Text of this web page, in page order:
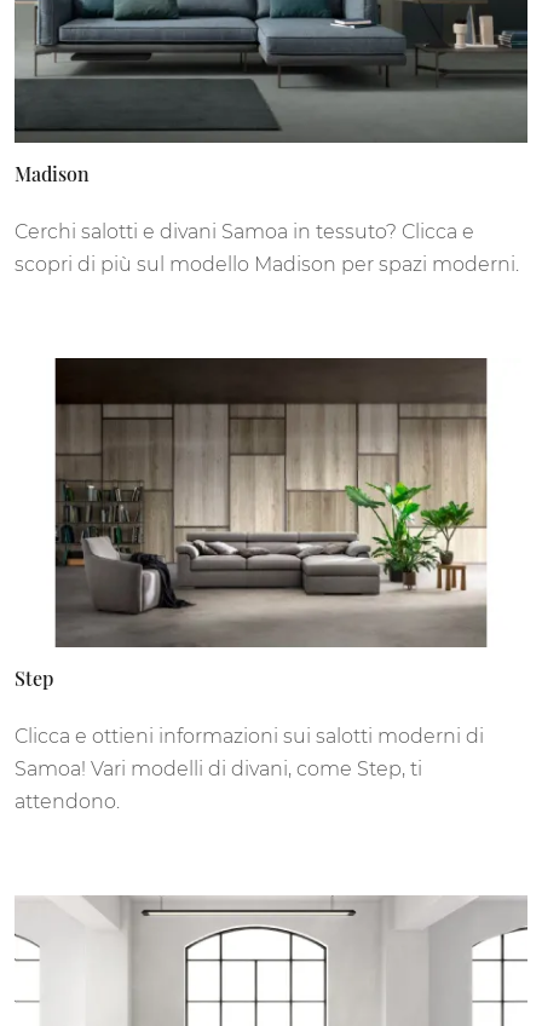
Madison
Cerchi salotti e divani Samoa in tessuto? Clicca e
scopri di più sul modello Madison per spazi moderni.
Step
Clicca e ottieni informazioni sui salotti moderni di
Samoa! Vari modelli di divani, come Step, ti
attendono.